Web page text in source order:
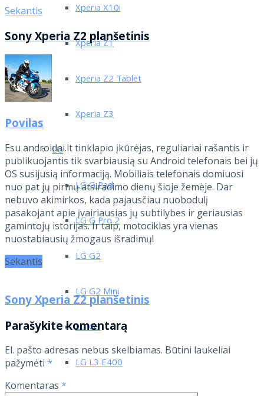
Xperia X10i
Xperia Z1
Xperia Z2 Tablet
Xperia Z3
LG
LG G Pad
LG G Pro 2
LG G2
LG G2 Mini
LG G3
LG L3 E400
Sekantis
Sony Xperia Z2 planšetinis
Povilas
Esu androidai.lt tinklapio įkūrėjas, reguliariai rašantis ir
publikuojantis tik svarbiausią su Android telefonais bei jų
OS susijusią informaciją. Mobiliais telefonais domiuosi
nuo pat jų pirmų atsiradimo dienų šioje žemėje. Dar
nebuvo akimirkos, kada pajausčiau nuobodulį
pasakojant apie įvairiausias jų subtilybes ir geriausias
gamintojų istorijas. Ir taip, motociklas yra vienas
nuostabiausių žmogaus išradimų!
Sekantis
Sony Xperia Z2 planšetinis
Parašykite komentarą
El. pašto adresas nebus skelbiamas. Būtini laukeliai
pažymėti *
Komentaras *